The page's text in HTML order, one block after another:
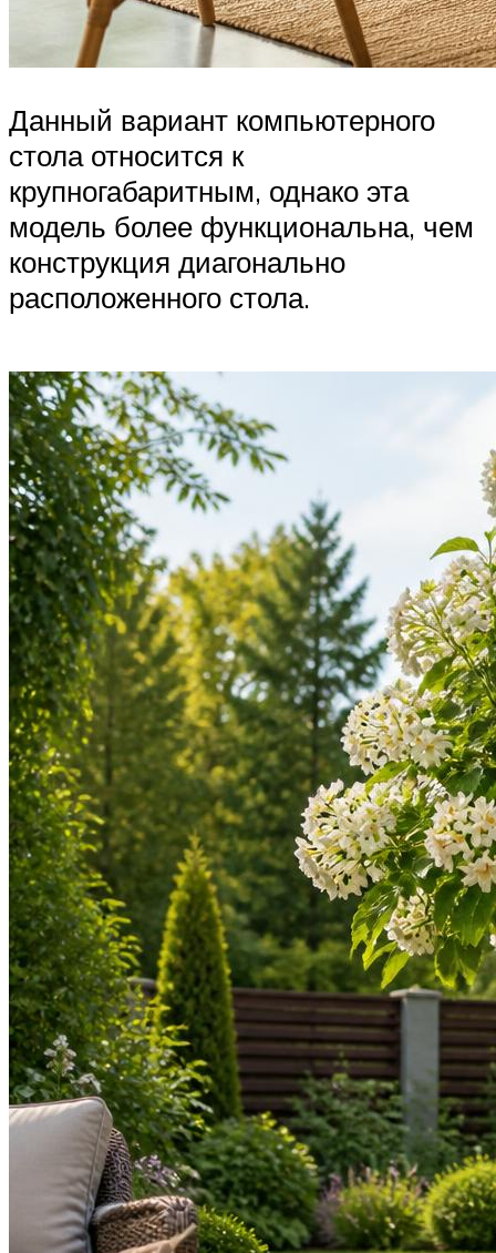
Данный вариант компьютерного
стола относится к
крупногабаритным, однако эта
модель более функциональна, чем
конструкция диагонально
расположенного стола.